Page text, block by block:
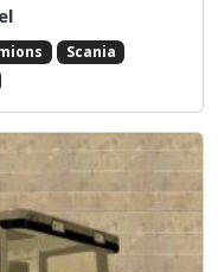
Scania